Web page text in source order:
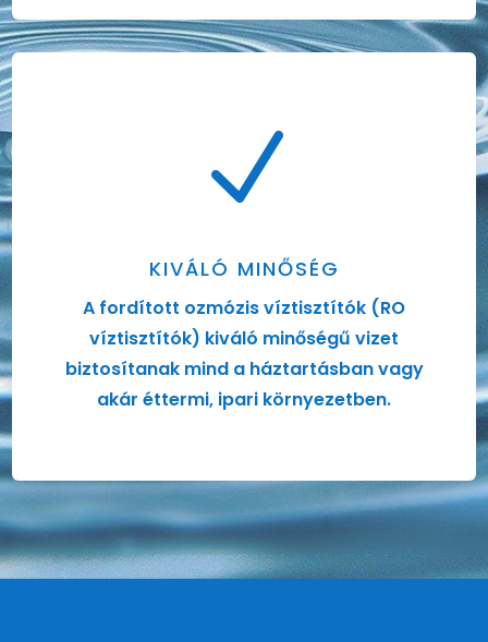
N
KIVÁLÓ MINŐSÉG
A fordított ozmózis víztisztítók (RO
víztisztítók) kiváló minőségű vizet
biztosítanak mind a háztartásban vagy
akár éttermi, ipari környezetben.